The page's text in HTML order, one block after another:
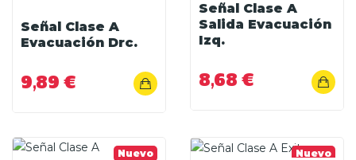
Señal Clase A
Evacuación Drc.
9,89 €
Señal Clase A
Salida Evacuación
Izq.
8,68 €
Nuevo Nuevo